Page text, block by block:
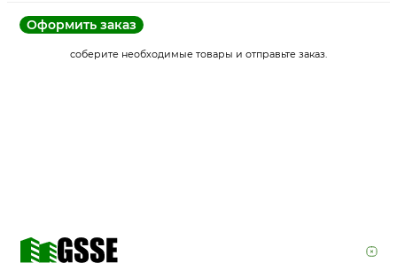
Оформить заказ
соберите необходимые товары и отправьте заказ.